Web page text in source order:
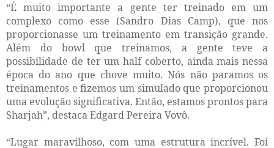
“É muito importante a gente ter treinado em um
complexo como esse (Sandro Dias Camp), que nos
proporcionasse um treinamento em transição grande.
Além do bowl que treinamos, a gente teve a
possibilidade de ter um half coberto, ainda mais nessa
época do ano que chove muito. Nós não paramos os
treinamentos e fizemos um simulado que proporcionou
uma evolução significativa. Então, estamos prontos para
Sharjah”, destaca Edgard Pereira Vovô.
“Lugar maravilhoso, com uma estrutura incrível. Foi